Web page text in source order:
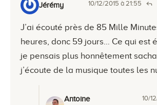
Jérémy 10/12/2015 à 21:55
J’ai écouté près de 85 Mille
heures, donc 59 jours… Ce qui est
je pensais plus honnêtement
j’écoute de la musique toutes les
Antoine
10/